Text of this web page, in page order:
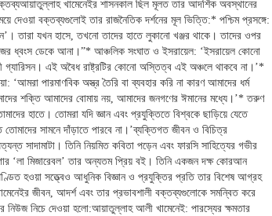
খামেনেইর শাসনকাল ছিল মূলত তার আদর্শিক অবস্থানের
দেওয়া বক্তব্যগুলোই তার রাজনৈতিক দর্শনের মূল ভিত্তি:* পশ্চিম প্রসঙ্গে:
তারা যখন হাসে, তখনো তাদের হাতে লুকানো খঞ্জর থাকে। তাদের ওপর
ধ্বংস ডেকে আনা।”* আঞ্চলিক সংঘাত ও ইসরায়েল: ‘ইসরায়েল কোনো
গ্যারিসন। এই অবৈধ রাষ্ট্রটির কোনো অস্তিত্ব এই অঞ্চলে থাকবে না।’*
‘আমরা পারমাণবিক অস্ত্র তৈরি বা ব্যবহার করি না কারণ আমাদের ধর্ম
শক্তি আমাদের বোমায় নয়, আমাদের জনগণের ঈমানের মধ্যে।’* তরুণ
হাতে। তোমরা যদি জ্ঞান এবং প্রযুক্তিতে বিশ্বকে ছাড়িয়ে যেতে
সামনে দাঁড়াতে পারবে না।’ব্যক্তিগত জীবন ও বিচিত্র
সাদামাটা। তিনি নিয়মিত কবিতা পড়েন এবং ফারসি সাহিত্যের গভীর
‘লা মিজারেবল’ তার অন্যতম প্রিয় বই। তিনি একজন দক্ষ কোরআন
হওয়া সত্ত্বেও আধুনিক বিজ্ঞান ও প্রযুক্তির প্রতি তার বিশেষ আগ্রহ
জীবন, আদর্শ এবং তার প্রভাবশালী বক্তব্যগুলোকে সমন্বিত করে
নিউজ নিচে দেওয়া হলো:আয়াতুল্লাহ আলী খামেনেই: পারস্যের ক্ষমতার